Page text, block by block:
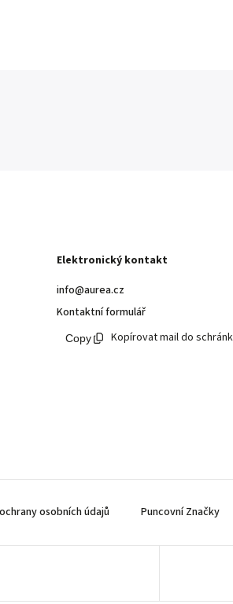
Elektronický kontakt
info@aurea.cz
Kontaktní formulář
Kopírovat mail do
osobních údajů Puncovní Značky